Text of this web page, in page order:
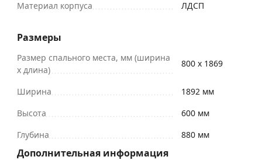
Материал корпуса
ЛДСП
Размеры
Размер спального места, мм (ширина
х длина)
800 х 1869
Ширина
1892 мм
Высота
600 мм
Глубина
880 мм
Дополнительная информация